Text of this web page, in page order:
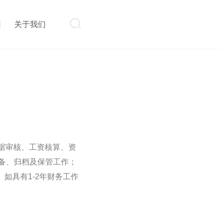

关于我们
审核、工资核算、资
、归档及保管工作；
如具有1-2年财务工作